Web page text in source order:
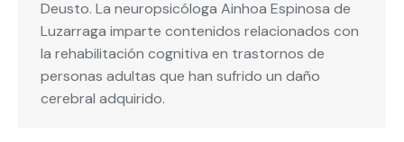
Deusto. La neuropsicóloga Ainhoa Espinosa de
Luzarraga imparte contenidos relacionados con
la rehabilitación cognitiva en trastornos de
personas adultas que han sufrido un daño
cerebral adquirido.